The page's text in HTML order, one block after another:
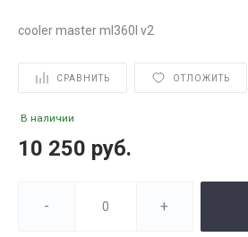
cooler master ml360l v2
СРАВНИТЬ ОТЛОЖИТЬ
В наличии
10 250 руб.
- +